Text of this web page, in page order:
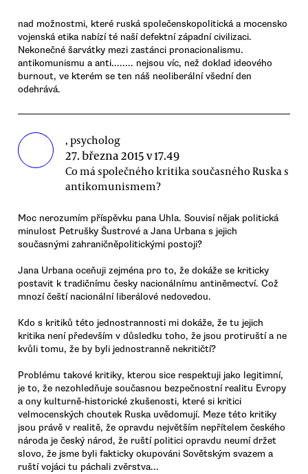
nad možnostmi, které ruská společenskopolitická a mocensko
vojenská etika nabízí té naší defektní západní civilizaci.
Nekonečné šarvátky mezi zastánci pronacionalismu.
antikomunismu a anti........ nejsou víc, než doklad ideového
burnout, ve kterém se ten náš neoliberální všední den
odehrává.
, psycholog
27. března 2015 v 17.49
Co má společného kritika současného Ruska s
antikomunismem?
Moc nerozumím příspěvku pana Uhla. Souvisí nějak politická
minulost Petrušky Šustrové a Jana Urbana s jejich
současnými zahraničněpolitickými postoji?
Jana Urbana oceňuji zejména pro to, že dokáže se kriticky
postavit k tradičnímu česky nacionálnímu antiněmectví. Což
mnozí čeští nacionální liberálové nedovedou.
Kdo s kritiků této jednostrannosti mi dokáže, že tu jejich
kritika není především v důsledku toho, že jsou protiruští a ne
kvůli tomu, že by byli jednostranně nekritičtí?
Problému takové kritiky, kterou sice respektuji jako legitimní,
je to, že nezohledňuje současnou bezpečnostní realitu Evropy
a ony kulturně-historické zkušenosti, které si kritici
velmocenských choutek Ruska uvědomují. Meze této kritiky
jsou právě v realitě, že opravdu největším nepřítelem českého
národa je český národ, že ruští politici opravdu neumí držet
slovo, že jsme byli fakticky okupováni Sovětským svazem a
ruští vojáci tu páchali zvěrstva...